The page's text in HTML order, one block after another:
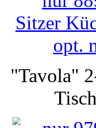
"Tavola"